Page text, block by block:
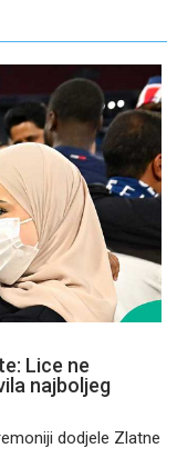
Lice ne
najboljeg
dodjele Zlatne